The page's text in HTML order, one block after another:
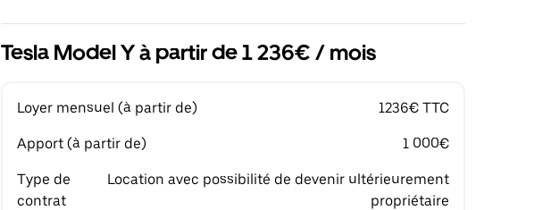
Tesla Model Y à partir de 1 236€ / mois
Loyer mensuel (à partir de) 1236€ TTC
Apport (à partir de) 1 000€
Type de
contrat
Location avec possibilité de devenir ultérieurement
propriétaire